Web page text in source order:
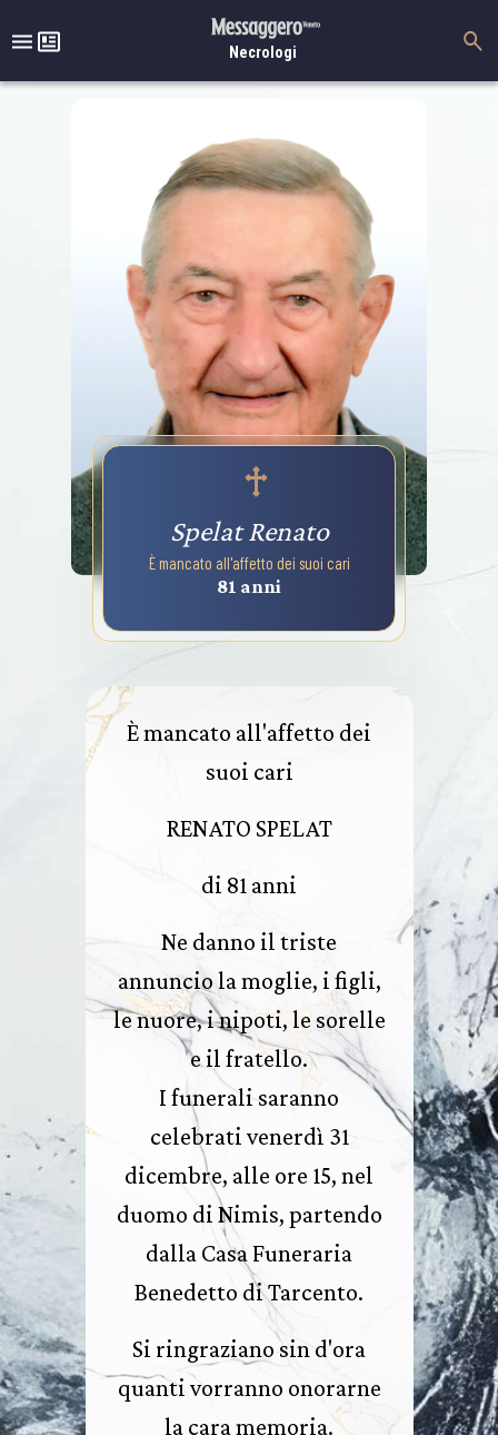
Necrologi
Spelat Renato
È mancato all'affetto dei suoi cari
81 anni
È mancato all'affetto dei
suoi cari
RENATO SPELAT
di 81 anni
Ne danno il triste
annuncio la moglie, i figli,
le nuore, i nipoti, le sorelle
e il fratello.
I funerali saranno
celebrati venerdì 31
dicembre, alle ore 15, nel
duomo di Nimis, partendo
dalla Casa Funeraria
Benedetto di Tarcento.
Si ringraziano sin d'ora
quanti vorranno onorarne
la cara memoria.